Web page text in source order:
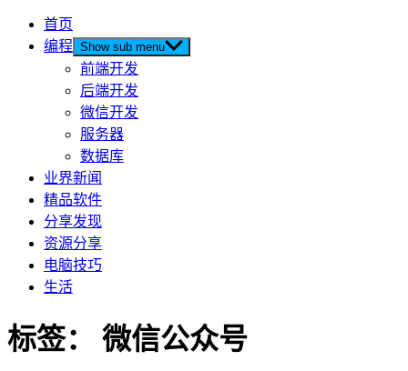
首页
编程 Show sub menu
前端开发
后端开发
微信开发
服务器
数据库
业界新闻
精品软件
分享发现
资源分享
电脑技巧
生活
标签： 微信公众号